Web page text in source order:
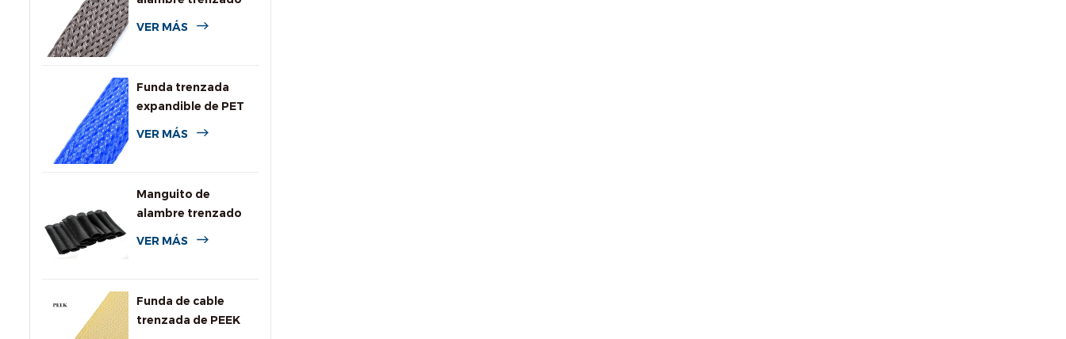
expandible
VER MÁS
Funda trenzada
expandible de PET
de colores para
VER MÁS
Manguito de
alambre trenzado
expansible de PPS
VER MÁS
Funda de cable
trenzada de PEEK